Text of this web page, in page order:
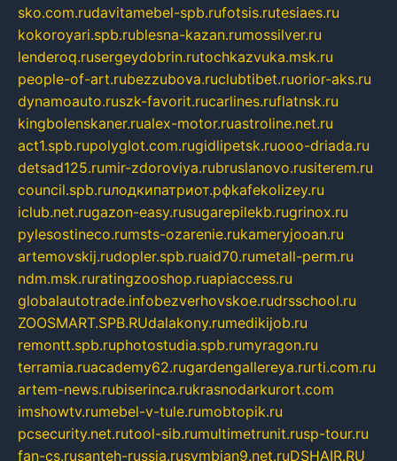
sko.com.rudavitamebel-spb.rufotsis.rutesiaes.ru
kokoroyari.spb.rublesna-kazan.rumossilver.ru
lenderoq.rusergeydobrin.rutochkazvuka.msk.ru
people-of-art.rubezzubova.ruclubtibet.ruorior-aks.ru
dynamoauto.ruszk-favorit.rucarlines.ruflatnsk.ru
kingbolenskaner.rualex-motor.ruastroline.net.ru
act1.spb.rupolyglot.com.rugidlipetsk.ruooo-driada.ru
detsad125.rumir-zdoroviya.rubruslanovo.rusiterem.ru
council.spb.ruлодкипатриот.рфkafekolizey.ru
iclub.net.rugazon-easy.rusugarepilekb.rugrinox.ru
pylesostineco.rumsts-ozarenie.rukameryjooan.ru
artemovskij.rudopler.spb.ruaid70.rumetall-perm.ru
ndm.msk.ruratingzooshop.ruapiaccess.ru
globalautotrade.infobezverhovskoe.rudrsschool.ru
ZOOSMART.SPB.RUdalakony.rumedikijob.ru
remontt.spb.ruphotostudia.spb.rumyragon.ru
terramia.ruacademy62.rugardengallereya.rurti.com.ru
artem-news.rubiserinca.rukrasnodarkurort.com
imshowtv.rumebel-v-tule.rumobtopik.ru
pcsecurity.net.rutool-sib.rumultimetrunit.rusp-tour.ru
fan-cs.rusanteh-russia.rusymbian9.net.ruDSHAIR.RU